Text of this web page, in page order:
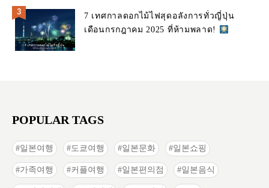
7 เทศกาลดอกไม้ไฟสุดอลังการทั่วญี่ปุ่น
เดือนกรกฎาคม 2025 ที่ห้ามพลาด!
POPULAR TAGS
일본여행 도쿄여행 일본문화 일본쇼핑
가족여행 커플여행 일본편의점 일본음식